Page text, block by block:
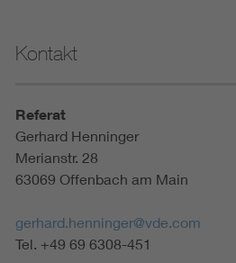
Kontakt
Referat
Gerhard Henninger
Merianstr. 28
63069 Offenbach am Main
gerhard.henninger@vde.com
Tel. +49 69 6308-451